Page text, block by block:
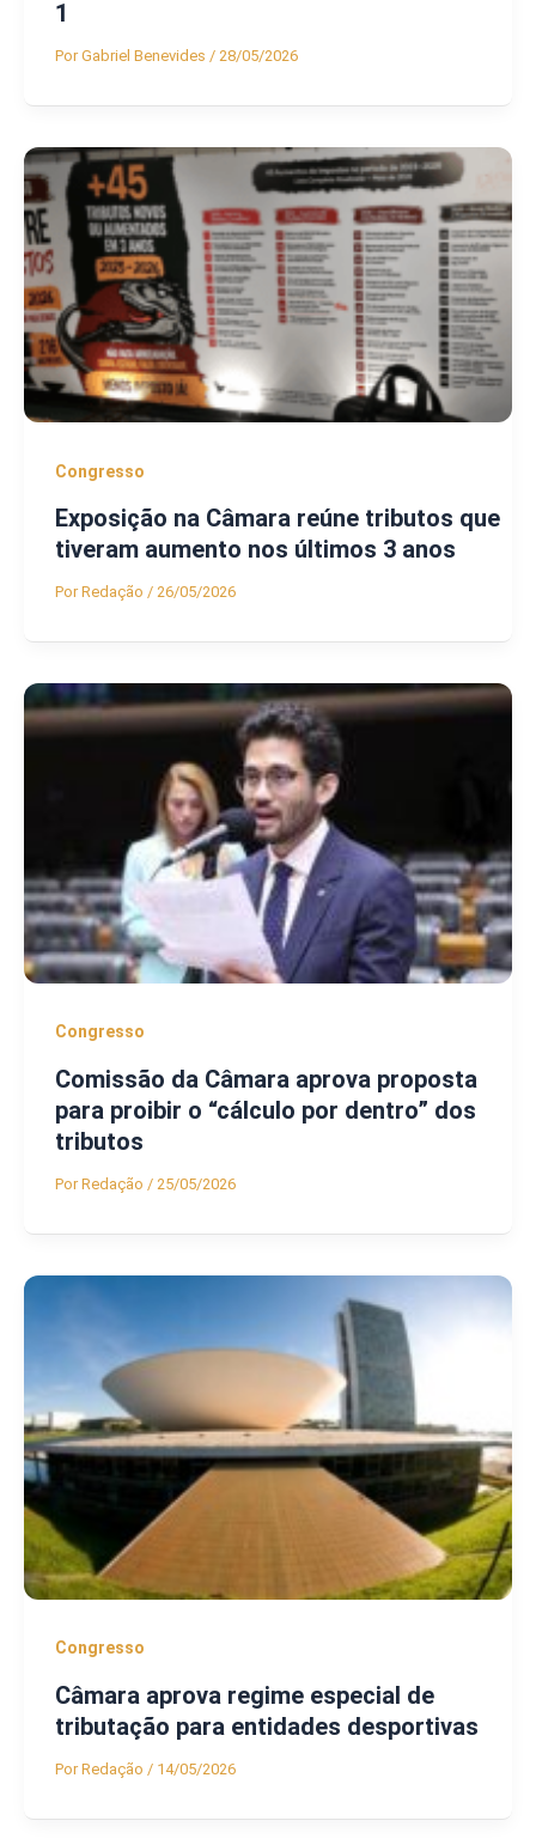
1
PorGabriel Benevides / 28/05/2026
Congresso
Exposição na Câmara reúne tributos que
tiveram aumento nos últimos 3 anos
PorRedação / 26/05/2026
Congresso
Comissão da Câmara aprova proposta
para proibir o “cálculo por dentro” dos
tributos
PorRedação / 25/05/2026
Congresso
Câmara aprova regime especial de
tributação para entidades desportivas
PorRedação / 14/05/2026